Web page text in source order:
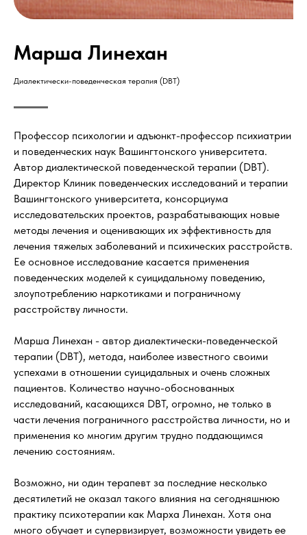
Марша Линехан
Диалектически-поведенческая терапия (DBT)
Профессор психологии и адъюнкт-профессор психиатрии
и поведенческих наук Вашингтонского университета.
Автор диалектической поведенческой терапии (DBT).
Директор Клиник поведенческих исследований и терапии
Вашингтонского университета, консорциума
исследовательских проектов, разрабатывающих новые
методы лечения и оценивающих их эффективность для
лечения тяжелых заболеваний и психических расстройств.
Ее основное исследование касается применения
поведенческих моделей к суицидальному поведению,
злоупотреблению наркотиками и пограничному
расстройству личности.
Марша Линехан - автор диалектически-поведенческой
терапии (DBT), метода, наиболее известного своими
успехами в отношении суицидальных и очень сложных
пациентов. Количество научно-обоснованных
исследований, касающихся DBT, огромно, не только в
части лечения пограничного расстройства личности, но и
применения ко многим другим трудно поддающимся
лечению состояниям.
Возможно, ни один терапевт за последние несколько
десятилетий не оказал такого влияния на сегодняшнюю
практику психотерапии как Марха Линехан. Хотя она
много обучает и супервизирует, возможности увидеть ее